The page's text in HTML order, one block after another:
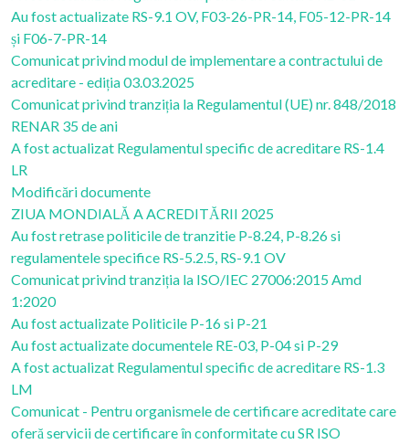
Au fost actualizate RS-9.1 OV, F03-26-PR-14, F05-12-PR-14
și F06-7-PR-14
Comunicat privind modul de implementare a contractului de
acreditare - ediția 03.03.2025
Comunicat privind tranziția la Regulamentul (UE) nr. 848/2018
RENAR 35 de ani
A fost actualizat Regulamentul specific de acreditare RS-1.4
LR
Modificări documente
ZIUA MONDIALĂ A ACREDITĂRII 2025
Au fost retrase politicile de tranzitie P-8.24, P-8.26 si
regulamentele specifice RS-5.2.5, RS-9.1 OV
Comunicat privind tranziția la ISO/IEC 27006:2015 Amd
1:2020
Au fost actualizate Politicile P-16 si P-21
Au fost actualizate documentele RE-03, P-04 si P-29
A fost actualizat Regulamentul specific de acreditare RS-1.3
LM
Comunicat - Pentru organismele de certificare acreditate care
oferă servicii de certificare în conformitate cu SR ISO